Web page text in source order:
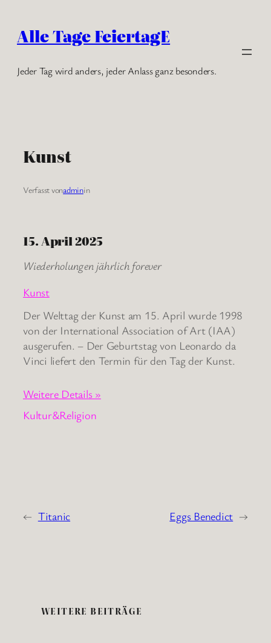
Inhalt
springen
Alle Tage FeiertagE
Jeder Tag wird anders, jeder Anlass ganz besonders.
Kunst
Verfasst vonadminin
15. April 2025
Wiederholungen jährlich forever
Kunst
Der Welttag der Kunst am 15. April wurde 1998
von der International Association of Art (IAA)
ausgerufen. – Der Geburtstag von Leonardo da
Vinci liefert den Termin für den Tag der Kunst.
Weitere Details »
Kultur&Religion
← Titanic Eggs Benedict →
WEITERE BEITRÄGE